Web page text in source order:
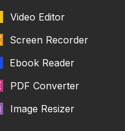
Video Editor
Screen Recorder
Ebook Reader
PDF Converter
Image Resizer